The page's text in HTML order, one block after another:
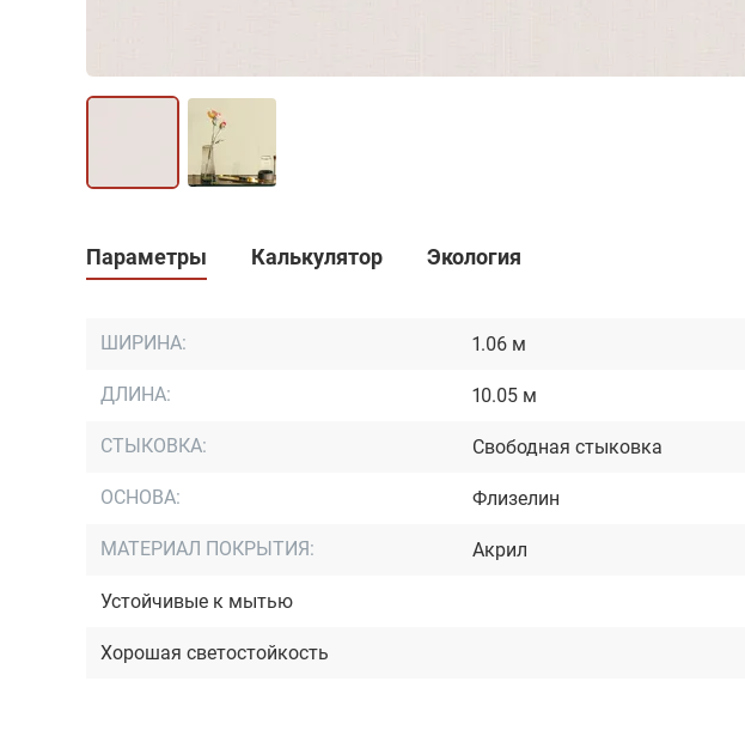
Параметры Калькулятор Экология
ШИРИНА: 1.06 м
ДЛИНА: 10.05 м
СТЫКОВКА: Свободная стыковка
ОСНОВА: Флизелин
МАТЕРИАЛ ПОКРЫТИЯ: Акрил
Устойчивые к мытью
Хорошая светостойкость